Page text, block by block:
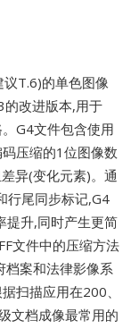
T.6)的单色图像
改进版本,用于
G4文件包含使用
压缩的1位图像数
异(变化元素)。通
行尾同步标记,G4
提升,同时产生更简
文件中的压缩方法
档案和法律影像系
扫描应用在200、
文档成像最常用的